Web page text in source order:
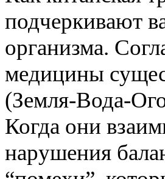
подчеркивают
организма.
медицины
(Земля-Вода-
Когда они
нарушения